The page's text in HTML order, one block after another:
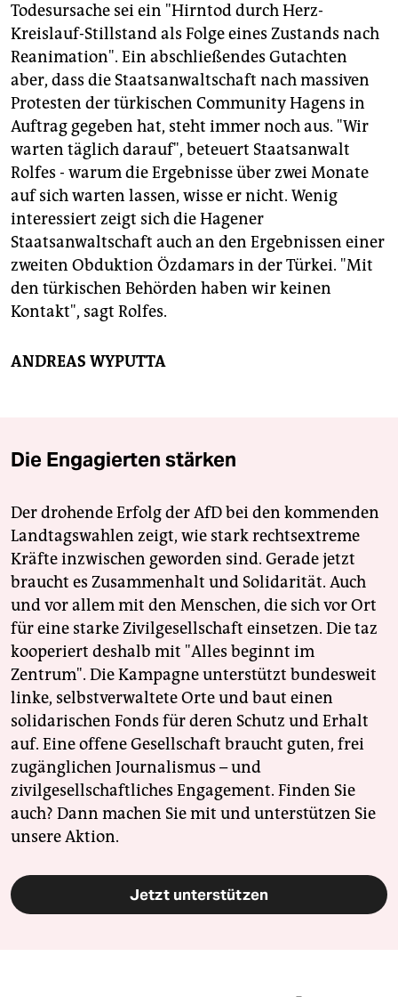
Todesursache sei ein "Hirntod durch Herz-
Kreislauf-Stillstand als Folge eines Zustands nach
Reanimation". Ein abschließendes Gutachten
aber, dass die Staatsanwaltschaft nach massiven
Protesten der türkischen Community Hagens in
Auftrag gegeben hat, steht immer noch aus. "Wir
warten täglich darauf", beteuert Staatsanwalt
Rolfes - warum die Ergebnisse über zwei Monate
auf sich warten lassen, wisse er nicht. Wenig
interessiert zeigt sich die Hagener
Staatsanwaltschaft auch an den Ergebnissen einer
zweiten Obduktion Özdamars in der Türkei. "Mit
den türkischen Behörden haben wir keinen
Kontakt", sagt Rolfes.
ANDREAS WYPUTTA
Die Engagierten stärken
Der drohende Erfolg der AfD bei den kommenden
Landtagswahlen zeigt, wie stark rechtsextreme
Kräfte inzwischen geworden sind. Gerade jetzt
braucht es Zusammenhalt und Solidarität. Auch
und vor allem mit den Menschen, die sich vor Ort
für eine starke Zivilgesellschaft einsetzen. Die taz
kooperiert deshalb mit "Alles beginnt im
Zentrum". Die Kampagne unterstützt bundesweit
linke, selbstverwaltete Orte und baut einen
solidarischen Fonds für deren Schutz und Erhalt
auf. Eine offene Gesellschaft braucht guten, frei
zugänglichen Journalismus – und
zivilgesellschaftliches Engagement. Finden Sie
auch? Dann machen Sie mit und unterstützen Sie
unsere Aktion.
Jetzt unterstützen